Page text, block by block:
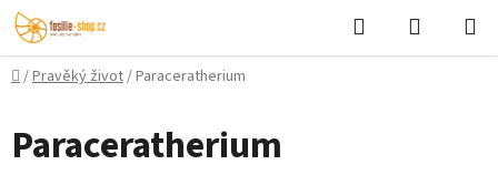
Přejít
na
obsah
Hledat
KOŠÍK
Domů
/Pravěký život/Paraceratherium
Paraceratherium